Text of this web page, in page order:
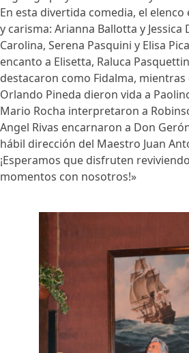
En esta divertida comedia, el
y carisma: Arianna Ballotta y
Carolina, Serena Pasquini y Elisa
encanto a Elisetta, Raluca
destacaron como Fidalma,
Orlando Pineda dieron vida a
Mario Rocha interpretaron a
Angel Rivas encarnaron a Don
hábil dirección del Maestro Juan
¡Esperamos que disfruten
momentos con nosotros!»